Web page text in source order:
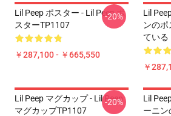
Lil Peep ポスター - Lil Peep ポ
スターTP1107
￥287,100 - ￥665,550
-20%
Lil
ンの
ている
￥
Lil Peep マグカップ - Lil Peep
マグカップTP1107
-20%
Lil
ーニ